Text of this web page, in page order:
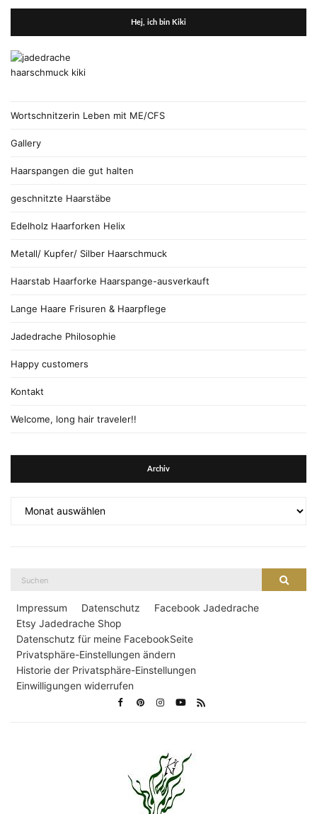
Hej, ich bin Kiki
Wortschnitzerin Leben mit ME/CFS
Gallery
Haarspangen die gut halten
geschnitzte Haarstäbe
Edelholz Haarforken Helix
Metall/ Kupfer/ Silber Haarschmuck
Haarstab Haarforke Haarspange-ausverkauft
Lange Haare Frisuren & Haarpflege
Jadedrache Philosophie
Happy customers
Kontakt
Welcome, long hair traveler!!
Archiv
Impressum Datenschutz
Facebook Jadedrache
Etsy Jadedrache Shop
Datenschutz für meine FacebookSeite
Privatsphäre-Einstellungen ändern
Historie der Privatsphäre-Einstellungen
Einwilligungen widerrufen